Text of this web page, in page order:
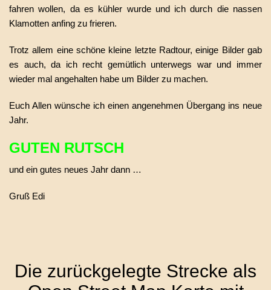
fahren wollen, da es kühler wurde und ich durch die nassen
Klamotten anfing zu frieren.
Trotz allem eine schöne kleine letzte Radtour, einige Bilder gab
es auch, da ich recht gemütlich unterwegs war und immer
wieder mal angehalten habe um Bilder zu machen.
Euch Allen wünsche ich einen angenehmen Übergang ins neue
Jahr.
GUTEN RUTSCH
und ein gutes neues Jahr dann …
Gruß Edi
Die zurückgelegte Strecke als